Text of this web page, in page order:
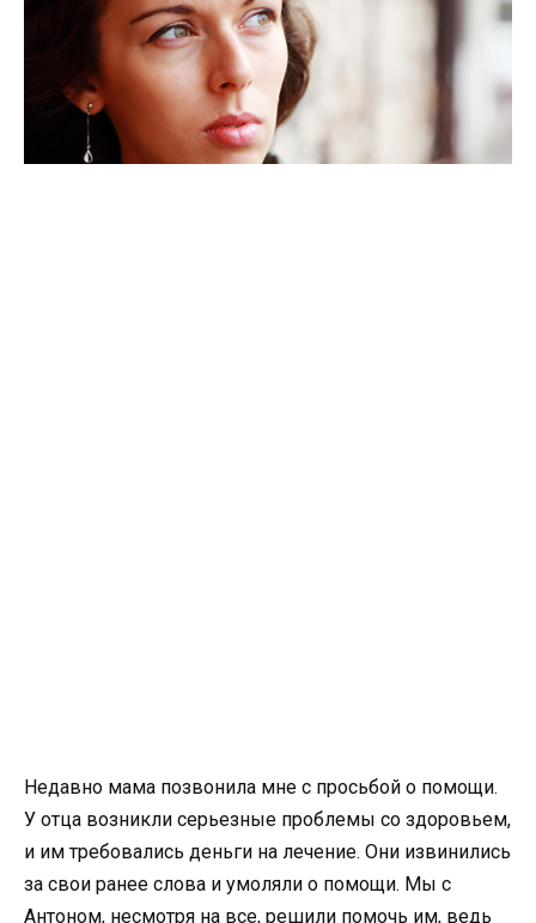
Недавно мама позвонила мне с просьбой о помощи.
У отца возникли серьезные проблемы со здоровьем,
и им требовались деньги на лечение. Они извинились
за свои ранее слова и умоляли о помощи. Мы с
Антоном, несмотря на все, решили помочь им, ведь